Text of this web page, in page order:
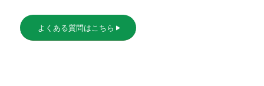
よくある質問はこちら